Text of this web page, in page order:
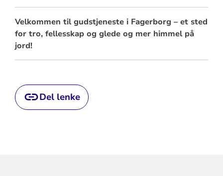
Velkommen til gudstjeneste i Fagerborg – et sted
for tro, fellesskap og glede og mer himmel på
jord!
Del lenke